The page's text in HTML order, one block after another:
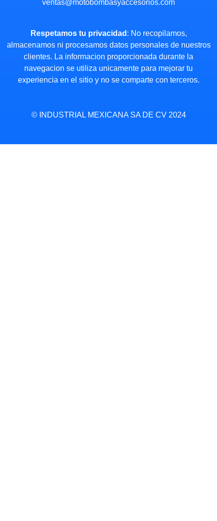
ventas@motobombasyaccesorios.com
Respetamos tu privacidad : No recopilamos,
almacenamos ni procesamos datos personales de nuestros
clientes. La informacion proporcionada durante la
navegacion se utiliza unicamente para mejorar tu
experiencia en el sitio y no se comparte con terceros.
© INDUSTRIAL MEXICANA SA DE CV 2024